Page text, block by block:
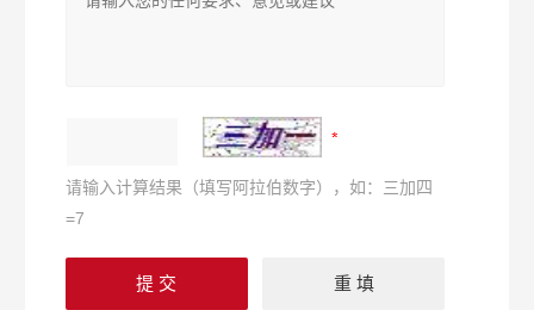
请输入计算结果（填写阿拉伯数字），如：三加四
=7